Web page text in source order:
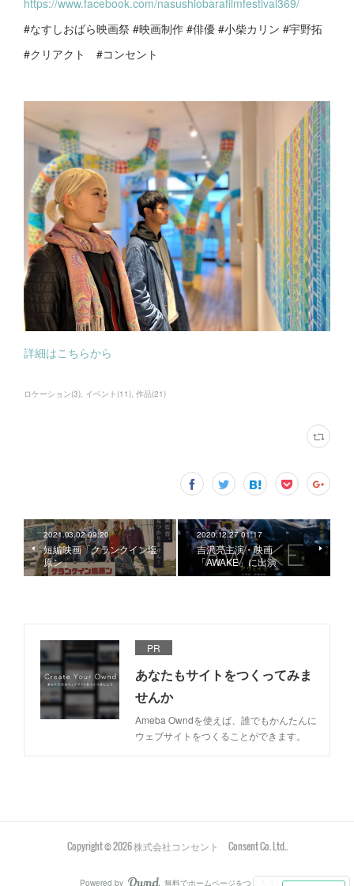
https://www.facebook.com/nasushiobarafilmfestival369/
#なすしおばら映画祭 #映画制作 #俳優 #小柴カリン #宇野拓
#クリアクト #コンセント
詳細はこちらから
ロケーション(3) イベント (11) 作品(21)
2021.03.02 09:20
短編映画「クランクイン塩
原ン」
2020.12.27 01:17
吉沢亮主演・映画
「AWAKE」に出演
PR
あなたもサイトをつくってみま
せんか
Ameba Owndを使えば、誰でもかんたんに
ウェブサイトをつくることができます。
Copyright ©2026株式会社コンセント Consent Co. Ltd..
Powered by 無料でホームページをつくろう